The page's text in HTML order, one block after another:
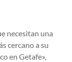
necesitan una
cercano a su
en Getafe»,